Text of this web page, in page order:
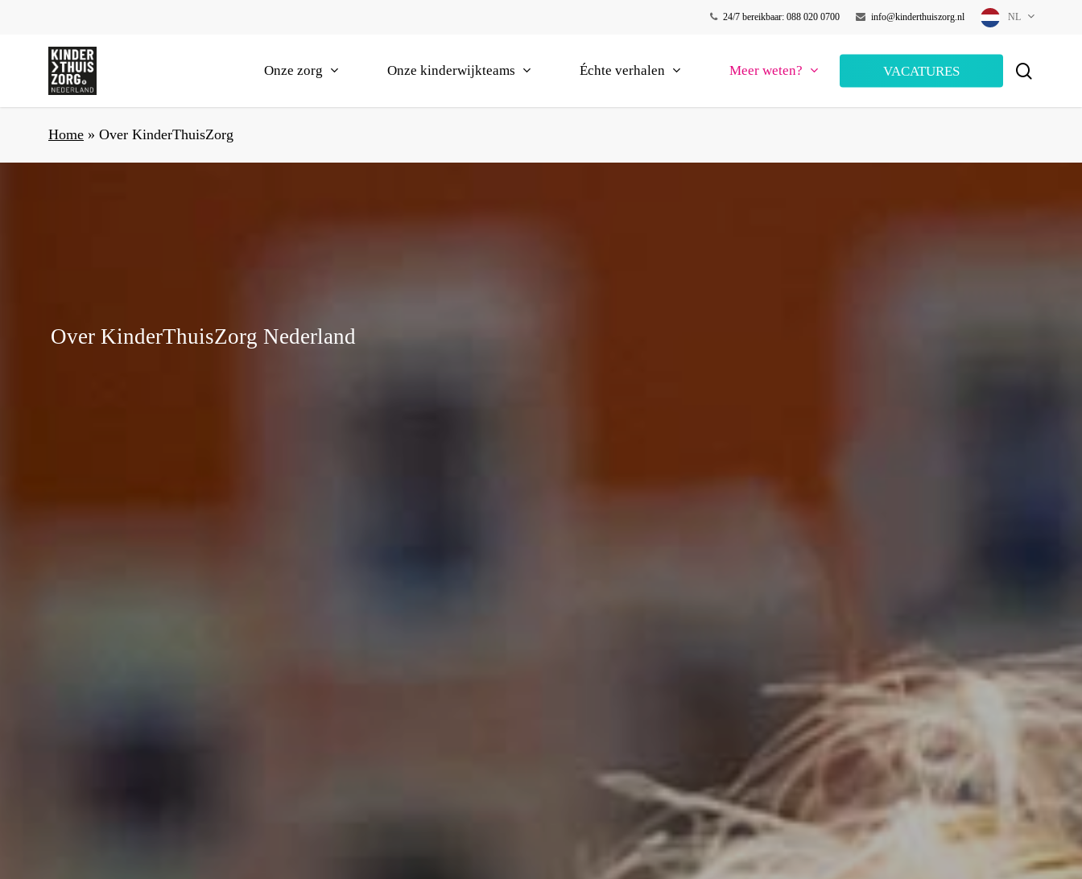
24/7 bereikbaar: 088 020 0700 info@kinderthuiszorg.nl NL
Onze zorg Onze kinderwijkteams Échte verhalen Meer weten? VACATURES
Home » Over KinderThuisZorg
Over KinderThuisZorg Nederland